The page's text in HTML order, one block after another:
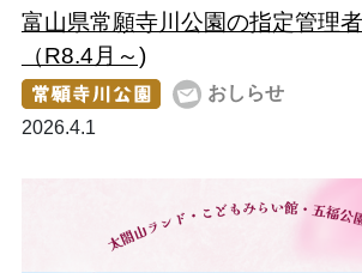
富山県常願寺川公園の指定管理
（R8.4月～)
おしらせ
2026.4.1